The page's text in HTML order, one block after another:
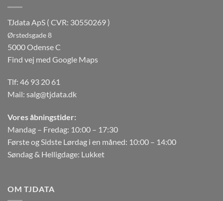
TJdata ApS ( CVR: 30550269 )
Ørstedsgade 8
5000 Odense C
Find vej med Google Maps
Tlf: 46 93 20 61
Mail: salg@tjdata.dk
Vores åbningstider:
Mandag – Fredag: 10:00 – 17:30
Første og Sidste Lørdag i en måned: 10:00 – 14:00
Søndag & Helligdage: Lukket
OM TJDATA